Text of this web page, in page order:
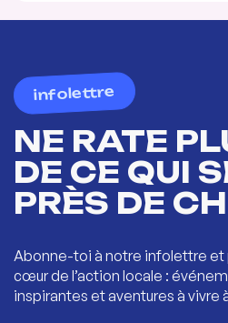
infolettre
NE RATE
DE CE QUI
PRÈS DE
Abonne-toi à notre infolettre et
cœur de l’action locale :
inspirantes et aventures à vivre